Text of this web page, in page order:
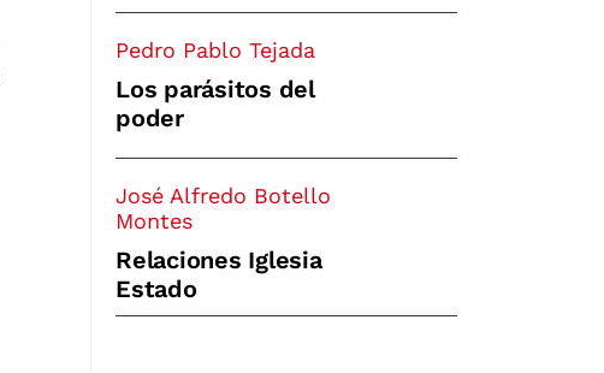
Pedro Pablo Tejada
Los parásitos del
poder
José Alfredo Botello
Montes
Relaciones Iglesia
Estado